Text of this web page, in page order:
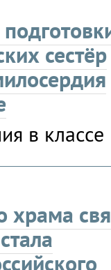
сестёр
в классе
храма